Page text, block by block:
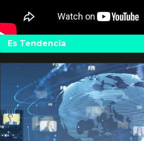
Es Tendencia